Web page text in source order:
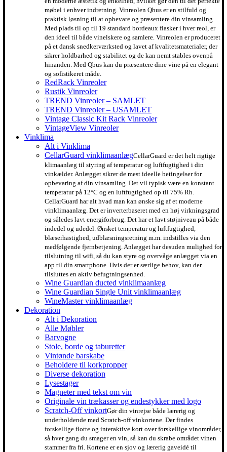
møbel i enhver indretning. Vinreolen Qbus er en stilfuld og
praktisk løsning til at opbevare og præsentere din vinsamling.
Med plads til op til 19 standard bordeaux flasker i hver reol, er
den ideel til både vinelskere og samlere. Vinreolen er produceret
på et dansk snedkerværksted og lavet af kvalitetsmaterialer, der
sikrer holdbarhed og stabilitet og de kan nemt stables ovenpå
hinanden. Med Qbus kan du præsentere dine vine på en elegant
og sofistikeret måde.
RedRack Vinreoler
Rustik Vinreoler
TREND Vinreoler – SAMLET
TREND Vinreoler – USAMLET
Vintage Classic Kit Rack Vinreoler
VintageView Vinreoler
Vinklima
Alt i Vinklima
CellarGuard vinklimaanlægCellarGuard er det helt rigtige
klimaanlæg til styring af temperatur og luftfugtighed i din
vinkælder. Anlægget sikrer de mest ideelle betingelser for
opbevaring af din vinsamling. Det vil typisk være en konstant
temperatur på 12°C og en luftfugtighed op til 75% Rh.
CellarGuard har alt hvad man kan ønske sig af et moderne
vinklimaanlæg. Det er inverterbaseret med en høj virkningsgrad
og således lavt energiforbrug. Det har et lavt støjniveau på både
indedel og udedel. Ønsket temperatur og luftfugtighed,
blæserhastighed, udblæsningsretning m.m. indstilles via den
medfølgende fjernbetjening. Anlægget har desuden mulighed for
tilslutning til wifi, så du kan styre og overvåge anlægget via en
app til din smartphone. Hvis der er særlige behov, kan der
tilsluttes en aktiv befugtningsenhed.
Wine Guardian ducted vinklimaanlæg
Wine Guardian Single Unit vinklimaanlæg
WineMaster vinklimaanlæg
Dekoration
Alt i Dekoration
Alle Møbler
Barvogne
Stole, borde og taburetter
Vintønde barskabe
Beholdere til korkpropper
Diverse dekoration
Lysestager
Magneter med tekst om vin
Originale vin trækasser og endestykker med logo
Scratch-Off vinkortGør din vinrejse både lærerig og
underholdende med Scratch-off vinkortene. Der findes
forskellige flotte og interaktive kort over forskellige vinområder,
så hver gang du smager en vin, så kan du skrabe området vinen
stammer fra fri. Kortene er en sjov og lærerig gaveidé til